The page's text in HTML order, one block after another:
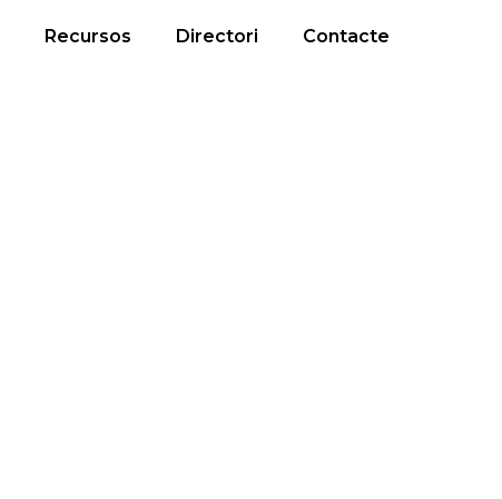
Recursos Directori Contacte